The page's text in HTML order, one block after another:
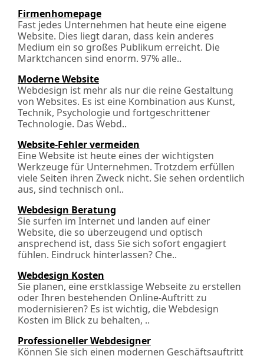
Firmenhomepage
Fast jedes Unternehmen hat heute eine eigene
Website. Dies liegt daran, dass kein anderes
Medium ein so großes Publikum erreicht. Die
Marktchancen sind enorm. 97% alle..
Moderne Website
Webdesign ist mehr als nur die reine Gestaltung
von Websites. Es ist eine Kombination aus Kunst,
Technik, Psychologie und fortgeschrittener
Technologie. Das Webd..
Website-Fehler vermeiden
Eine Website ist heute eines der wichtigsten
Werkzeuge für Unternehmen. Trotzdem erfüllen
viele Seiten ihren Zweck nicht. Sie sehen ordentlich
aus, sind technisch onl..
Webdesign Beratung
Sie surfen im Internet und landen auf einer
Website, die so überzeugend und optisch
ansprechend ist, dass Sie sich sofort engagiert
fühlen. Eindruck hinterlassen? Che..
Webdesign Kosten
Sie planen, eine erstklassige Webseite zu erstellen
oder Ihren bestehenden Online-Auftritt zu
modernisieren? Es ist wichtig, die Webdesign
Kosten im Blick zu behalten, ..
Professioneller Webdesigner
Können Sie sich einen modernen Geschäftsauftritt